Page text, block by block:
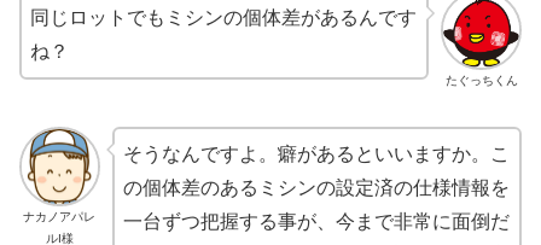
たぐっちくん
同じロットでもミシンの個体差があるんです
ね？
ナカノアパレ
ルI様
そうなんですよ。癖があるといいますか。こ
の個体差のあるミシンの設定済の仕様情報を
一台ずつ把握する事が、今まで非常に面倒だ